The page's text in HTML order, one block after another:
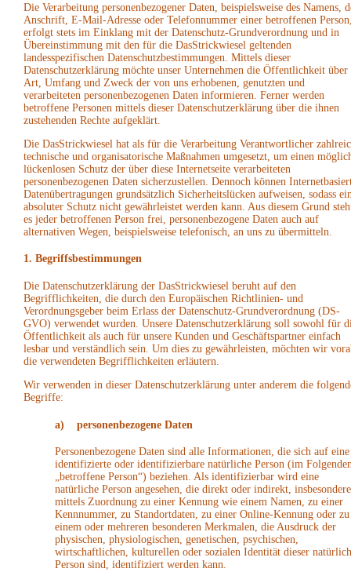
Die Verarbeitung personenbezogener Daten, beispielsweise des Namens,
Anschrift, E-Mail-Adresse oder Telefonnummer einer betroffenen
erfolgt stets im Einklang mit der Datenschutz-Grundverordnung und in
Übereinstimmung mit den für die DasStrickwiesel geltenden
landesspezifischen Datenschutzbestimmungen. Mittels dieser
Datenschutzerklärung möchte unser Unternehmen die Öffentlichkeit über
Art, Umfang und Zweck der von uns erhobenen, genutzten und
verarbeiteten personenbezogenen Daten informieren. Ferner werden
betroffene Personen mittels dieser Datenschutzerklärung über die ihnen
zustehenden Rechte aufgeklärt.
Die DasStrickwiesel hat als für die Verarbeitung Verantwortlicher
technische und organisatorische Maßnahmen umgesetzt, um einen
lückenlosen Schutz der über diese Internetseite verarbeiteten
personenbezogenen Daten sicherzustellen. Dennoch können
Datenübertragungen grundsätzlich Sicherheitslücken aufweisen, sodass
absoluter Schutz nicht gewährleistet werden kann. Aus diesem Grund
es jeder betroffenen Person frei, personenbezogene Daten auch auf
alternativen Wegen, beispielsweise telefonisch, an uns zu übermitteln.
1. Begriffsbestimmungen
Die Datenschutzerklärung der DasStrickwiesel beruht auf den
Begrifflichkeiten, die durch den Europäischen Richtlinien- und
Verordnungsgeber beim Erlass der Datenschutz-Grundverordnung (DS-
GVO) verwendet wurden. Unsere Datenschutzerklärung soll sowohl für
Öffentlichkeit als auch für unsere Kunden und Geschäftspartner einfach
lesbar und verständlich sein. Um dies zu gewährleisten, möchten wir
die verwendeten Begrifflichkeiten erläutern.
Wir verwenden in dieser Datenschutzerklärung unter anderem die
Begriffe:
a) personenbezogene Daten
Personenbezogene Daten sind alle Informationen, die sich auf eine
identifizierte oder identifizierbare natürliche Person (im
„betroffene Person“) beziehen. Als identifizierbar wird eine
natürliche Person angesehen, die direkt oder indirekt, insbesondere
mittels Zuordnung zu einer Kennung wie einem Namen, zu einer
Kennnummer, zu Standortdaten, zu einer Online-Kennung oder zu
einem oder mehreren besonderen Merkmalen, die Ausdruck der
physischen, physiologischen, genetischen, psychischen,
wirtschaftlichen, kulturellen oder sozialen Identität dieser
Person sind, identifiziert werden kann.